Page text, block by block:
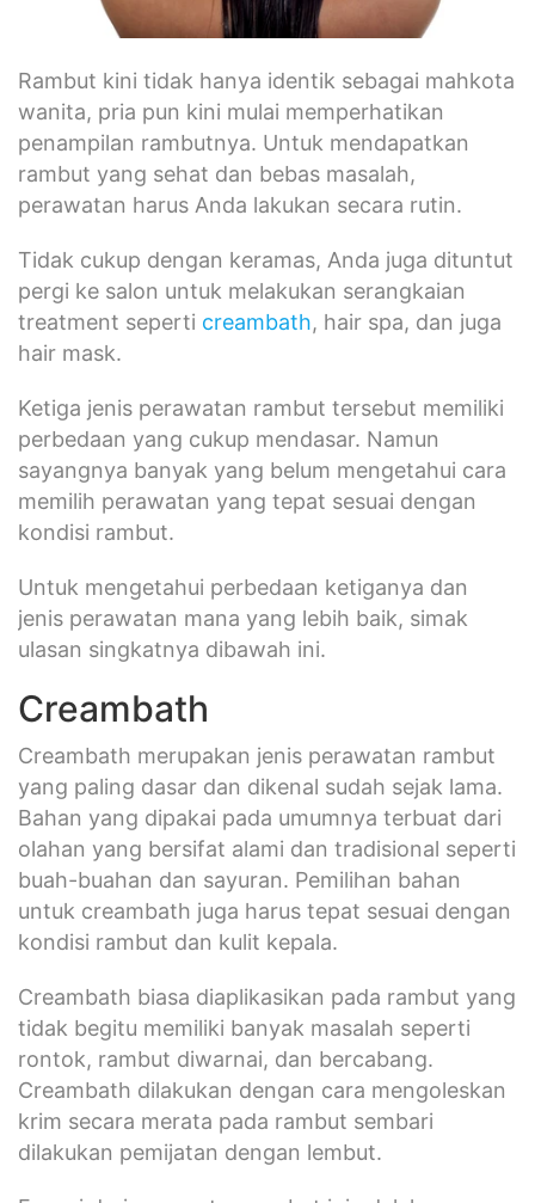
Rambut kini tidak hanya identik sebagai mahkota
wanita, pria pun kini mulai memperhatikan
penampilan rambutnya. Untuk mendapatkan
rambut yang sehat dan bebas masalah,
perawatan harus Anda lakukan secara rutin.
Tidak cukup dengan keramas, Anda juga dituntut
pergi ke salon untuk melakukan serangkaian
treatment seperti creambath, hair spa, dan juga
hair mask.
Ketiga jenis perawatan rambut tersebut memiliki
perbedaan yang cukup mendasar. Namun
sayangnya banyak yang belum mengetahui cara
memilih perawatan yang tepat sesuai dengan
kondisi rambut.
Untuk mengetahui perbedaan ketiganya dan
jenis perawatan mana yang lebih baik, simak
ulasan singkatnya dibawah ini.
Creambath
Creambath merupakan jenis perawatan rambut
yang paling dasar dan dikenal sudah sejak lama.
Bahan yang dipakai pada umumnya terbuat dari
olahan yang bersifat alami dan tradisional seperti
buah-buahan dan sayuran. Pemilihan bahan
untuk creambath juga harus tepat sesuai dengan
kondisi rambut dan kulit kepala.
Creambath biasa diaplikasikan pada rambut yang
tidak begitu memiliki banyak masalah seperti
rontok, rambut diwarnai, dan bercabang.
Creambath dilakukan dengan cara mengoleskan
krim secara merata pada rambut sembari
dilakukan pemijatan dengan lembut.